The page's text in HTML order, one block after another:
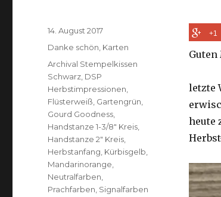
+1
Guten
letzte
heute
Veröffentlicht
14. August 2017
Kategorien
Danke schön Karten
Schlagwörter
Archival Stempelkissen
Schwarz DSP
Herbstimpressionen
Flüsterweiß Gartengrün
Gourd Goodness
Handstanze 1-3/8" Kreis
Handstanze 2" Kreis
Herbstanfang Kürbisgelb
Mandarinorange
Neutralfarben
Prachfarben Signalfarben